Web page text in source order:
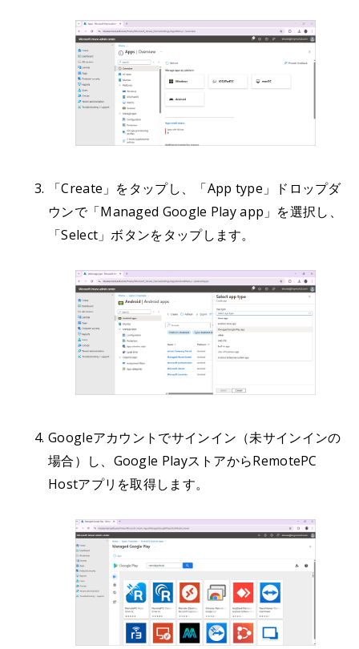
「Create」をタップし、「App type」ドロップダ
ウンで「Managed Google Play app」を選択し、
「Select」ボタンをタップします。
Googleアカウントでサインイン（未サインインの
場合）し、Google PlayストアからRemotePC
Hostアプリを取得します。